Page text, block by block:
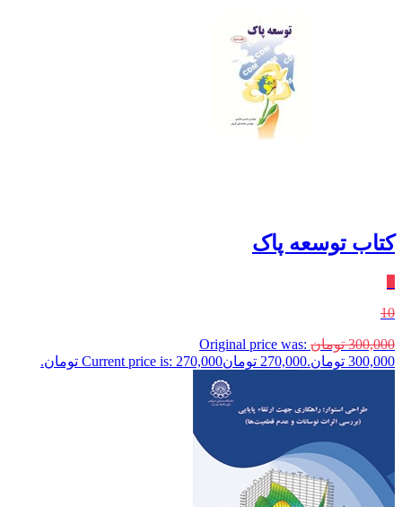
کتاب توسعه پاک
10
300,000 تومان Original price was:
300,000 تومان.
270,000 تومانCurrent price is: 270,000 تومان.